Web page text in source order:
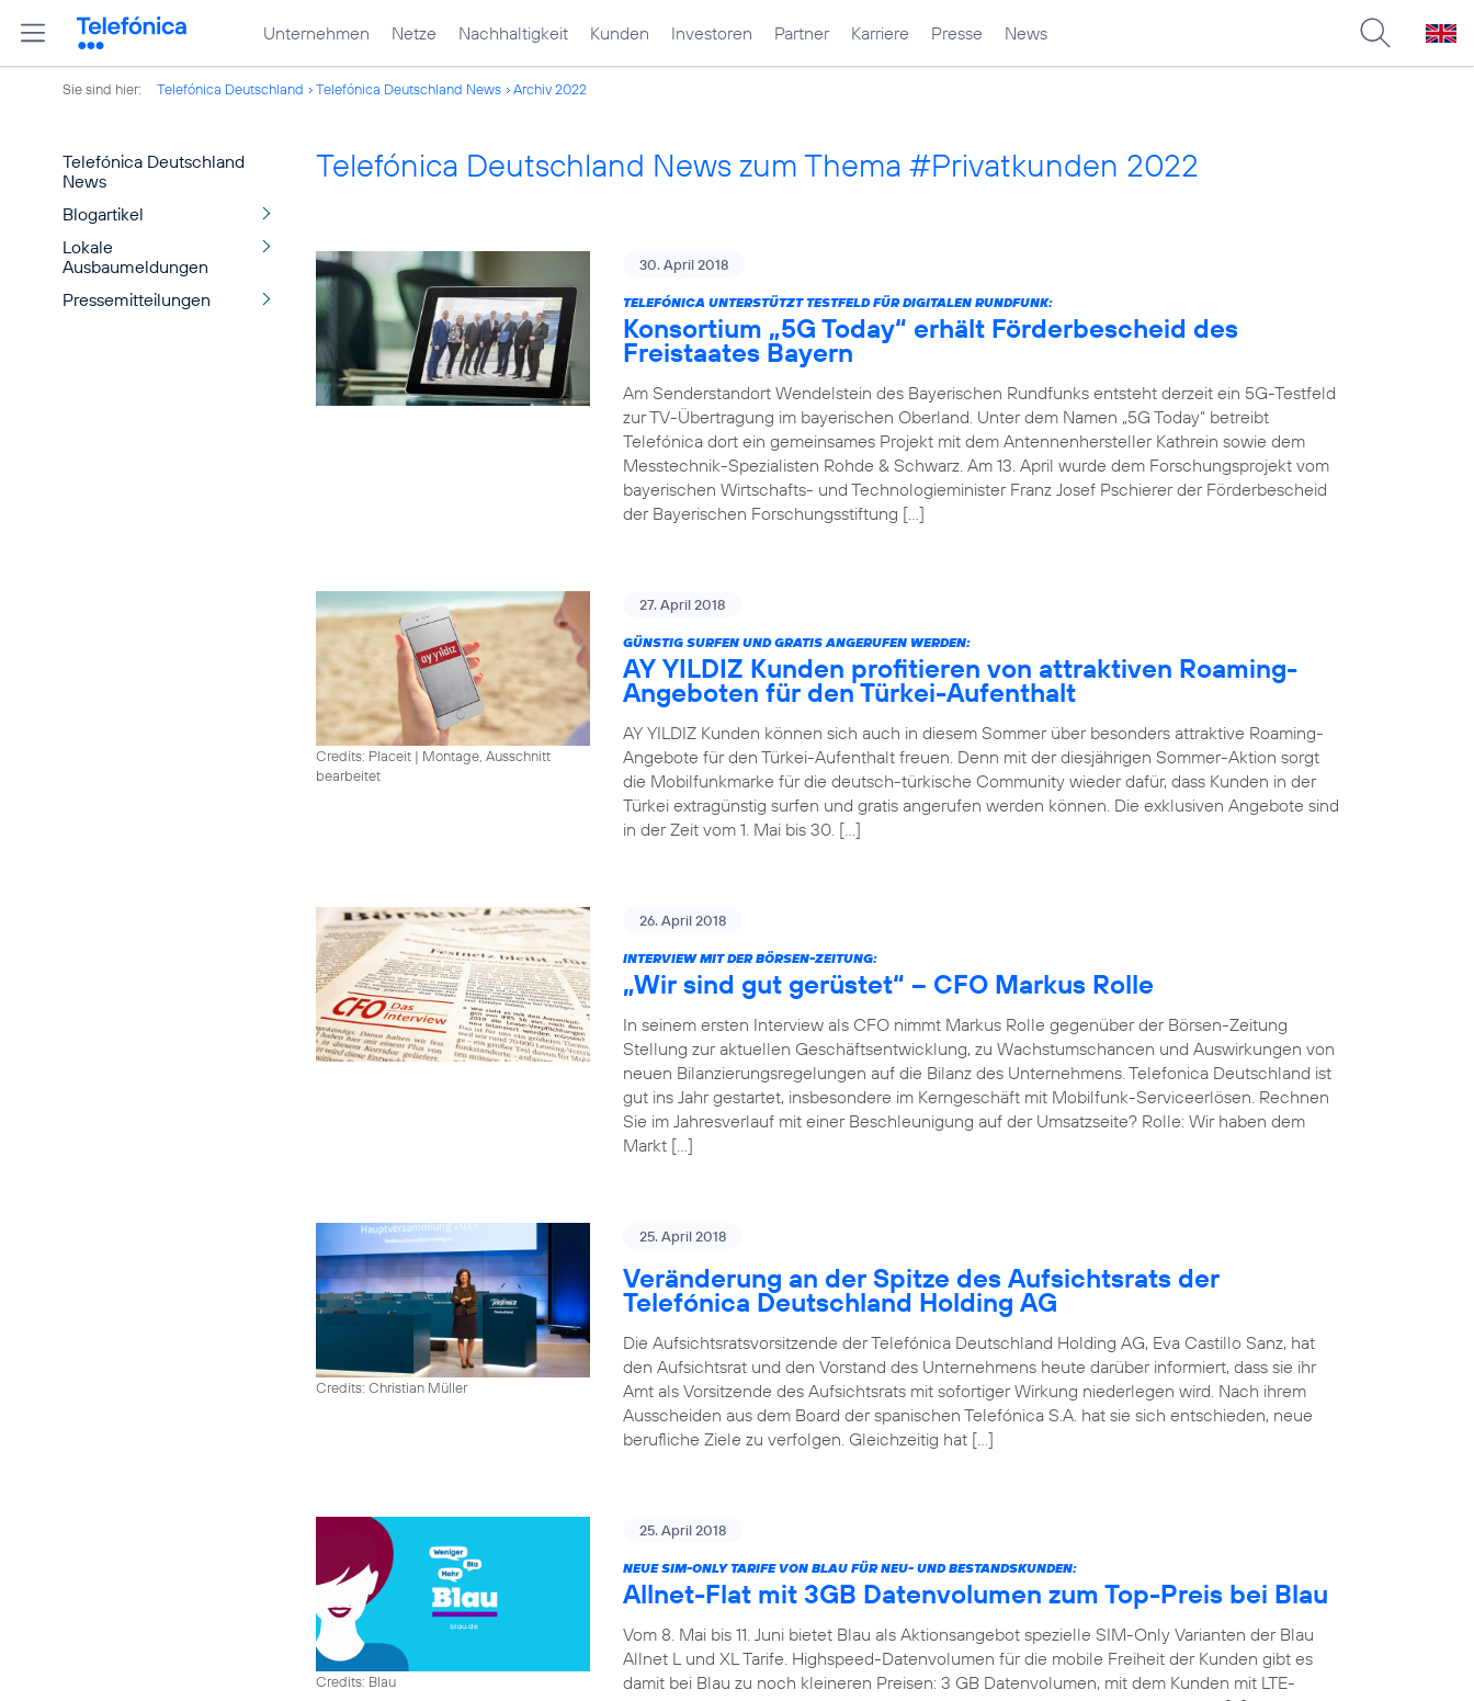
Unternehmen Netze Nachhaltigkeit Kunden Investoren Partner Karriere Presse News
Sie sind hier: Telefónica Deutschland Telefónica Deutschland News Archiv 2022
Telefónica Deutschland
News
Blogartikel
Lokale
Ausbaumeldungen
Pressemitteilungen
Telefónica Deutschland News zum Thema #Privatkunden 2022
30. April 2018
TELEFÓNICA UNTERSTÜTZT TESTFELD FÜR DIGITALEN RUNDFUNK:
Konsortium „5G Today“ erhält Förderbescheid des
Freistaates Bayern
Am Senderstandort Wendelstein des Bayerischen Rundfunks entsteht derzeit ein 5G-Testfeld
zur TV-Übertragung im bayerischen Oberland. Unter dem Namen „5G Today“ betreibt
Telefónica dort ein gemeinsames Projekt mit dem Antennenhersteller Kathrein sowie dem
Messtechnik-Spezialisten Rohde & Schwarz. Am 13. April wurde dem Forschungsprojekt vom
bayerischen Wirtschafts- und Technologieminister Franz Josef Pschierer der Förderbescheid
der Bayerischen Forschungsstiftung […]
Credits: Placeit | Montage, Ausschnitt
bearbeitet
27. April 2018
GÜNSTIG SURFEN UND GRATIS ANGERUFEN WERDEN:
AY YILDIZ Kunden profitieren von attraktiven Roaming-
Angeboten für den Türkei-Aufenthalt
AY YILDIZ Kunden können sich auch in diesem Sommer über besonders attraktive Roaming-
Angebote für den Türkei-Aufenthalt freuen. Denn mit der diesjährigen Sommer-Aktion sorgt
die Mobilfunkmarke für die deutsch-türkische Community wieder dafür, dass Kunden in der
Türkei extragünstig surfen und gratis angerufen werden können. Die exklusiven Angebote sind
in der Zeit vom 1. Mai bis 30. […]
26. April 2018
INTERVIEW MIT DER BÖRSEN-ZEITUNG:
„Wir sind gut gerüstet“ – CFO Markus Rolle
In seinem ersten Interview als CFO nimmt Markus Rolle gegenüber der Börsen-Zeitung
Stellung zur aktuellen Geschäftsentwicklung, zu Wachstumschancen und Auswirkungen von
neuen Bilanzierungsregelungen auf die Bilanz des Unternehmens. Telefonica Deutschland ist
gut ins Jahr gestartet, insbesondere im Kerngeschäft mit Mobilfunk-Serviceerlösen. Rechnen
Sie im Jahresverlauf mit einer Beschleunigung auf der Umsatzseite? Rolle: Wir haben dem
Markt […]
Credits: Christian Müller
25. April 2018
Veränderung an der Spitze des Aufsichtsrats der
Telefónica Deutschland Holding AG
Die Aufsichtsratsvorsitzende der Telefónica Deutschland Holding AG, Eva Castillo Sanz, hat
den Aufsichtsrat und den Vorstand des Unternehmens heute darüber informiert, dass sie ihr
Amt als Vorsitzende des Aufsichtsrats mit sofortiger Wirkung niederlegen wird. Nach ihrem
Ausscheiden aus dem Board der spanischen Telefónica S.A. hat sie sich entschieden, neue
berufliche Ziele zu verfolgen. Gleichzeitig hat […]
Credits: Blau
25. April 2018
NEUE SIM-ONLY TARIFE VON BLAU FÜR NEU- UND BESTANDSKUNDEN:
Allnet-Flat mit 3GB Datenvolumen zum Top-Preis bei Blau
Vom 8. Mai bis 11. Juni bietet Blau als Aktionsangebot spezielle SIM-Only Varianten der Blau
Allnet L und XL Tarife. Highspeed-Datenvolumen für die mobile Freiheit der Kunden gibt es
damit bei Blau zu noch kleineren Preisen: 3 GB Datenvolumen, mit dem Kunden mit LTE-